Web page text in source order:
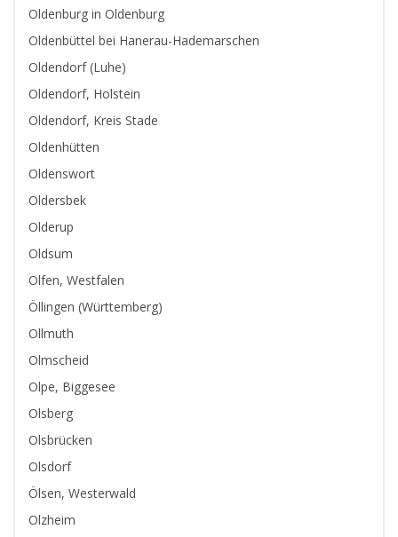
Oldenburg in Oldenburg
Oldenbüttel bei Hanerau-Hademarschen
Oldendorf (Luhe)
Oldendorf, Holstein
Oldendorf, Kreis Stade
Oldenhütten
Oldenswort
Oldersbek
Olderup
Oldsum
Olfen, Westfalen
Öllingen (Württemberg)
Ollmuth
Olmscheid
Olpe, Biggesee
Olsberg
Olsbrücken
Olsdorf
Ölsen, Westerwald
Olzheim